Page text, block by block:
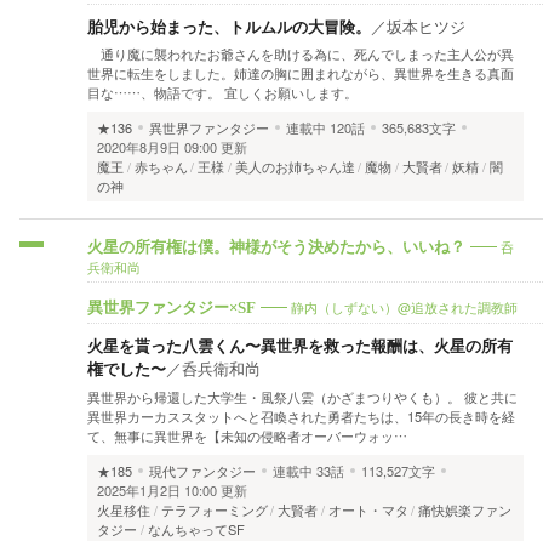
胎児から始まった、トルムルの大冒険。 ／坂本ヒツジ
通り魔に襲われたお爺さんを助ける為に、死んでしまった主人公が異
世界に転生をしました。姉達の胸に囲まれながら、異世界を生きる真面
目な……、物語です。 宜しくお願いします。
★136
異世界ファンタジー 連載中 120話
365,683文字
2020年8月9日 09:00 更新
魔王
赤ちゃん 王様 美人のお姉ちゃん達 魔物 大賢者 妖精 闇
の神
火星の所有権は僕。神様がそう決めたから、いいね？
呑
兵衛和尚
異世界ファンタジー×SF 静内（しずない）@追放された調教師
火星を貰った八雲くん〜異世界を救った報酬は、火星の所有
権でした〜／呑兵衛和尚
異世界から帰還した大学生・風祭八雲（かざまつりやくも）。 彼と共に
異世界カーカススタットへと召喚された勇者たちは、15年の長き時を経
て、無事に異世界を【未知の侵略者オーバーウォッ…
★185
現代ファンタジー 連載中 33話
113,527文字
2025年1月2日 10:00 更新
火星移住
テラフォーミング 大賢者 オート・マタ
痛快娯楽ファン
タジー
なんちゃってSF